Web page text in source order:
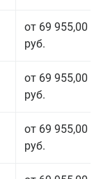
от 69 955,00
руб.
от 69 955,00
руб.
от 69 955,00
руб.